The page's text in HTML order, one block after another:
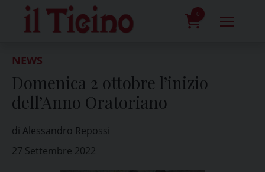
content
0
NEWS
Domenica 2 ottobre l’inizio
dell’Anno Oratoriano
di Alessandro Repossi
27 Settembre 2022